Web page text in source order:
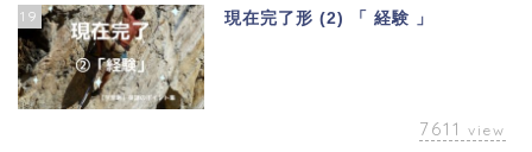
19 現在完了形 (2) 「 経験 」
7611 view